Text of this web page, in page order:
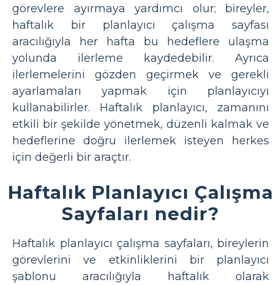
görevlere ayırmaya yardımcı olur; bireyler,
haftalık bir planlayıcı çalışma sayfası
aracılığıyla her hafta bu hedeflere ulaşma
yolunda ilerleme kaydedebilir. Ayrıca
ilerlemelerini gözden geçirmek ve gerekli
ayarlamaları yapmak için planlayıcıyı
kullanabilirler. Haftalık planlayıcı, zamanını
etkili bir şekilde yönetmek, düzenli kalmak ve
hedeflerine doğru ilerlemek isteyen herkes
için değerli bir araçtır.
Haftalık Planlayıcı Çalışma
Sayfaları nedir?
Haftalık planlayıcı çalışma sayfaları, bireylerin
görevlerini ve etkinliklerini bir planlayıcı
şablonu aracılığıyla haftalık olarak